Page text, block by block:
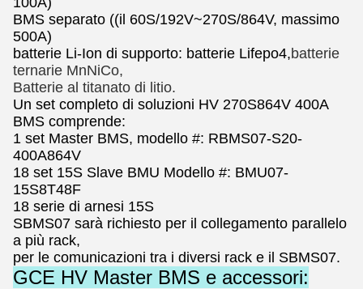
BMS separato ((il 60S/192V~270S/864V, massimo
500A)
batterie Li-Ion di supporto: batterie Lifepo4,batterie
ternarie MnNiCo,
Batterie al titanato di litio.
Un set completo di soluzioni HV 270S864V 400A
BMS comprende:
1 set Master BMS, modello #: RBMS07-S20-
400A864V
18 set 15S Slave BMU Modello #: BMU07-
15S8T48F
18 serie di arnesi 15S
SBMS07 sarà richiesto per il collegamento parallelo
a più rack,
per le comunicazioni tra i diversi rack e il SBMS07.
GCE HV Master BMS e accessori: